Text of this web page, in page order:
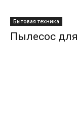
Бытовая техника
Пылесос